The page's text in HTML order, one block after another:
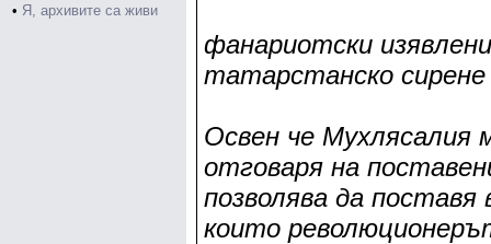
• Я, архивите са живи
фанариотски
татарстанско сирене
Освен че Мухлясалия
отговаря на
позволява да
които